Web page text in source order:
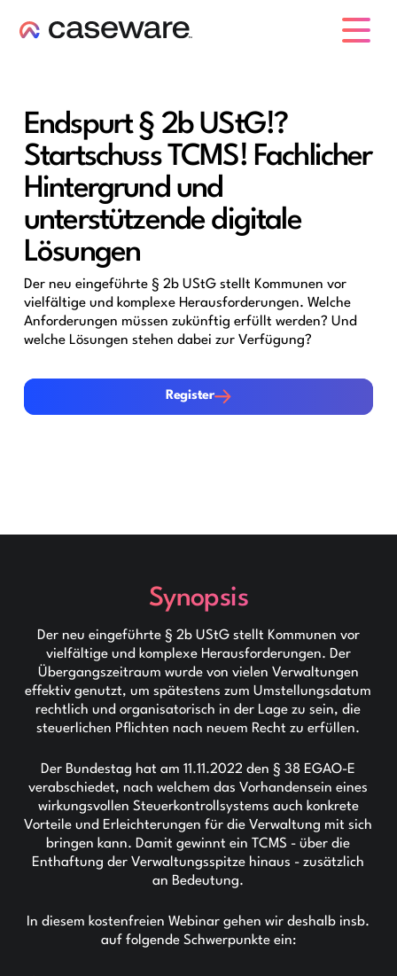
Endspurt § 2b UStG!?
Startschuss TCMS! Fachlicher
Hintergrund und
unterstützende digitale
Lösungen
Der neu eingeführte § 2b UStG stellt Kommunen vor
vielfältige und komplexe Herausforderungen. Welche
Anforderungen müssen zukünftig erfüllt werden? Und
welche Lösungen stehen dabei zur Verfügung?
Register
Register
Synopsis
Der neu eingeführte § 2b UStG stellt Kommunen vor
vielfältige und komplexe Herausforderungen. Der
Übergangszeitraum wurde von vielen Verwaltungen
effektiv genutzt, um spätestens zum Umstellungsdatum
rechtlich und organisatorisch in der Lage zu sein, die
steuerlichen Pflichten nach neuem Recht zu erfüllen.
Der Bundestag hat am 11.11.2022 den § 38 EGAO-E
verabschiedet, nach welchem das Vorhandensein eines
wirkungsvollen Steuerkontrollsystems auch konkrete
Vorteile und Erleichterungen für die Verwaltung mit sich
bringen kann. Damit gewinnt ein TCMS - über die
Enthaftung der Verwaltungsspitze hinaus - zusätzlich
an Bedeutung.
In diesem kostenfreien Webinar gehen wir deshalb insb.
auf folgende Schwerpunkte ein: